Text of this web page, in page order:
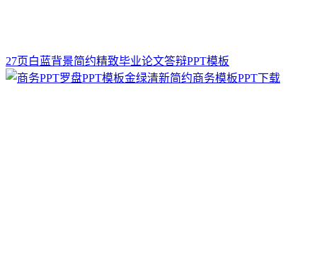
27页白蓝背景简约精致毕业论文答辩PPT模板